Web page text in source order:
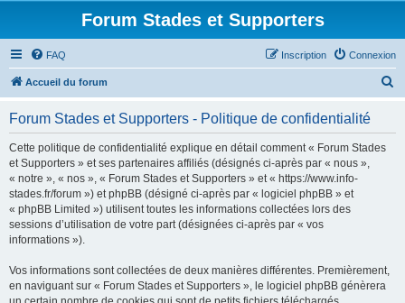
Forum Stades et Supporters
FAQ Connexion
Inscription
Accueil du forum
Forum Stades et Supporters - Politique de confidentialité
Cette politique de confidentialité explique en détail comment « Forum Stades
et Supporters » et ses partenaires affiliés (désignés ci-après par « nous »,
« notre », « nos », « Forum Stades et Supporters » et « https://www.info-
stades.fr/forum ») et phpBB (désigné ci-après par « logiciel phpBB » et
« phpBB Limited ») utilisent toutes les informations collectées lors des
sessions d’utilisation de votre part (désignées ci-après par « vos
informations »).
Vos informations sont collectées de deux manières différentes. Premièrement,
en naviguant sur « Forum Stades et Supporters », le logiciel phpBB génèrera